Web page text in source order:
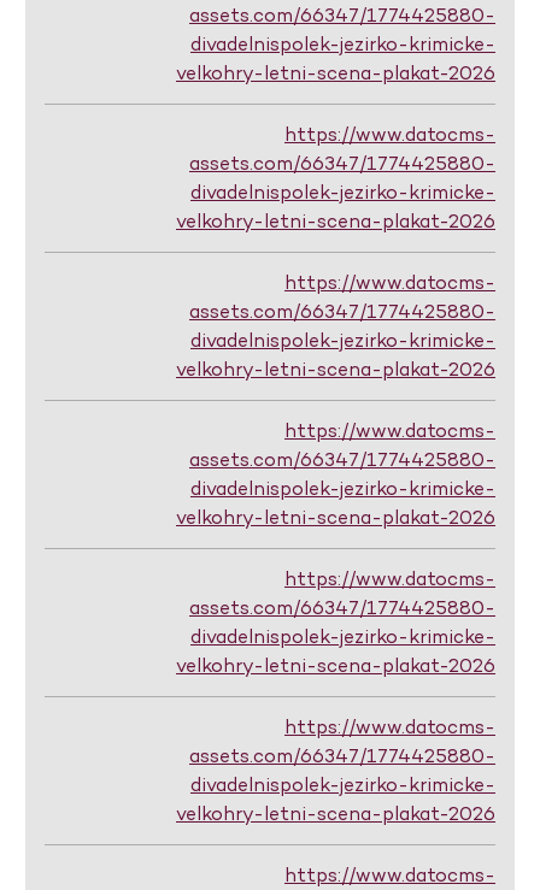
assets.com/66347/1774425880-
divadelnispolek-jezirko-krimicke-
velkohry-letni-scena-plakat-2026
https://www.datocms-
assets.com/66347/1774425880-
divadelnispolek-jezirko-krimicke-
velkohry-letni-scena-plakat-2026
https://www.datocms-
assets.com/66347/1774425880-
divadelnispolek-jezirko-krimicke-
velkohry-letni-scena-plakat-2026
https://www.datocms-
assets.com/66347/1774425880-
divadelnispolek-jezirko-krimicke-
velkohry-letni-scena-plakat-2026
https://www.datocms-
assets.com/66347/1774425880-
divadelnispolek-jezirko-krimicke-
velkohry-letni-scena-plakat-2026
https://www.datocms-
assets.com/66347/1774425880-
divadelnispolek-jezirko-krimicke-
velkohry-letni-scena-plakat-2026
https://www.datocms-